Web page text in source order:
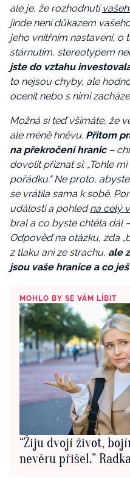
ale je, že rozhodnutí
jinde není důkazem
jeho vnitřním nastavení, o
stárnutím, stereotypem
jste do vztahu
to nejsou chyby, ale
ocenit nebo s nimi
Možná si teď všímáte, že
ale méně hněvu. Přitom
na překročení hranic–
dovolit přiznat si: „Tohle
pořádku.“ Ne proto,
se vrátila sama k sobě.
události a pohledna celý
bral a co byste chtěla dál
Odpověď na otázku, zda
z tlaku ani ze strachu, ale
jsou vaše hranice a co
MOHLO BY SE VÁM LÍBIT
“Žiju dvojí život,
nevěru přišel.”